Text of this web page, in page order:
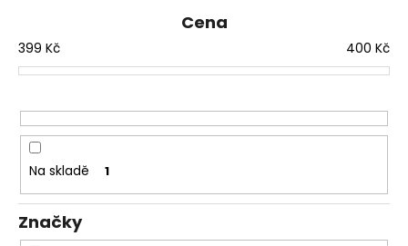
r
o
u
k
ů
Cena
399 Kč 400 Kč
Na skladě 1
Značky
D
o
p
o
r
u